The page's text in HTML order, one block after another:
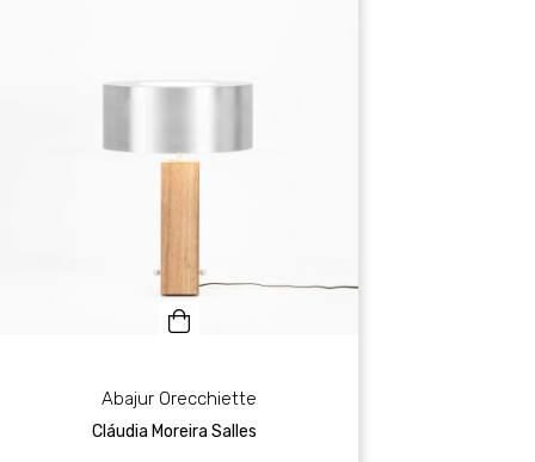
Abajur Orecchiette
Cláudia Moreira Salles